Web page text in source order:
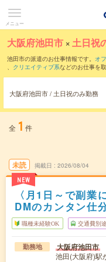
メニュー
大阪府池田市 ×土日祝
池田市の派遣のお仕事情報です。 オ
、 クリエイティブ系などのお仕事を
大阪府池田市 / 土日祝のみ勤務
全 1 件
未読
NEW
掲載日 2026/08/04
〈月1日～で副業
DMのカンタン仕
職種未経験OK 交通費別
勤務地 大阪府池田市
池田(大阪府)駅